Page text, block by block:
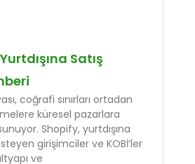
Satış
coğrafi sınırları ortadan
küresel pazarlara
Shopify, yurtdışına
girişimciler ve KOBİ’ler
ve